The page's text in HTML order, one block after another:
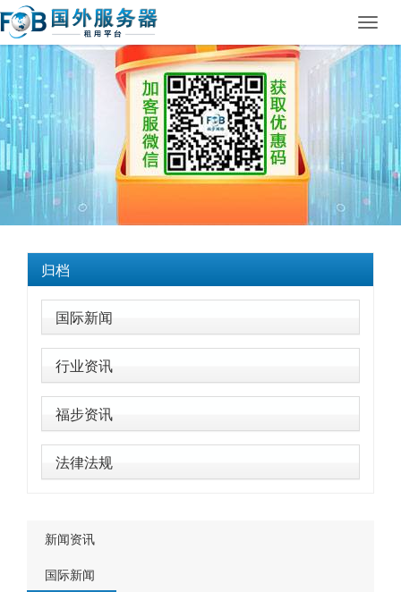
归档
国际新闻
行业资讯
福步资讯
法律法规
新闻资讯
国际新闻